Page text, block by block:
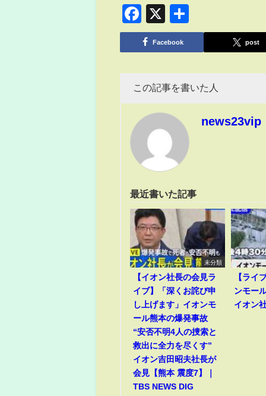
Facebook
X
有
Facebook post
この記事を書いた人
news23vip
最近書いた記事
未分類
【イオン社長の会見ラ
イブ】「深くお詫び申
し上げます」イオンモ
ール熊本の爆発事故
“安否不明4人の捜索と
救出に全力を尽くす”
イオン吉田昭夫社長が
会見【熊本 震度7】｜
TBS NEWS DIG
【ライ
ンモー
イオン